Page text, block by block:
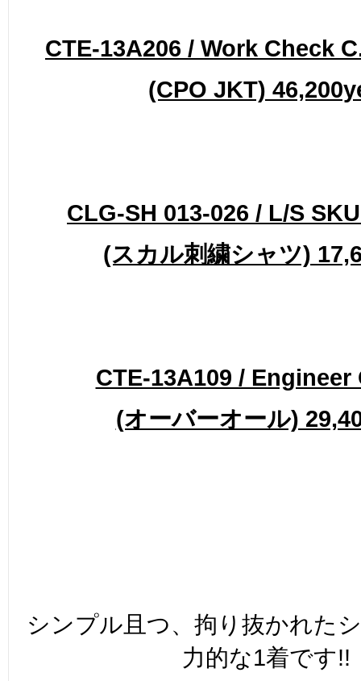
CTE-13A206 / Work Check
(CPO JKT)
CLG-SH 013-026 / L/S
(スカル刺繍シャツ)
CTE-13A109 / Engineer
(オーバーオール)
シンプル且つ、拘り抜かれた
力的な1着です!!